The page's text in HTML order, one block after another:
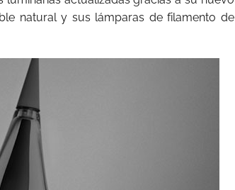
natural y sus lámparas de filamento de